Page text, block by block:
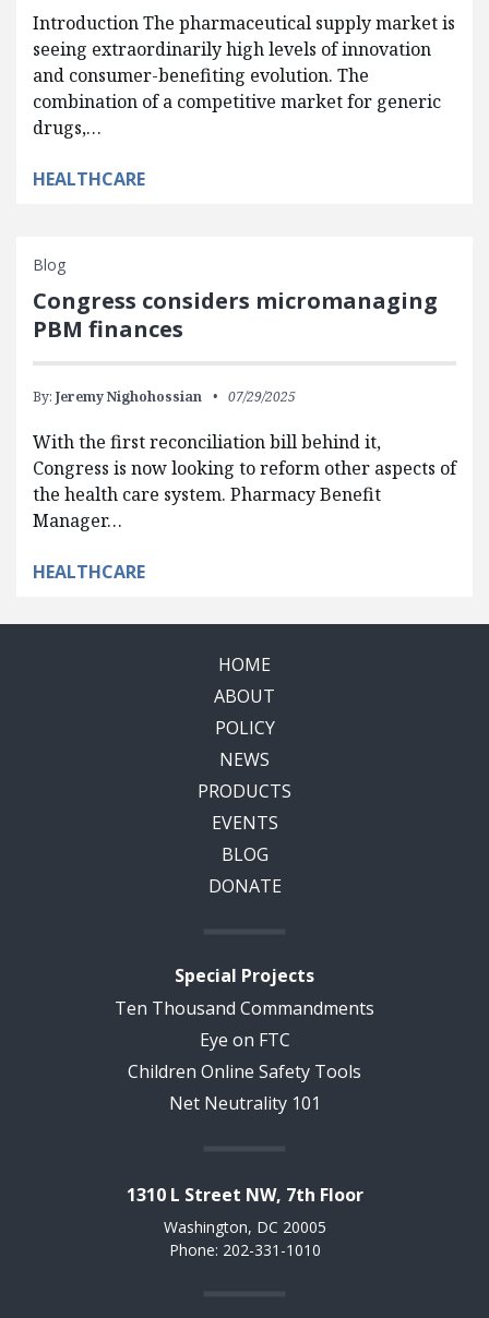
Introduction The pharmaceutical supply market is
seeing extraordinarily high levels of innovation
and consumer-benefiting evolution. The
combination of a competitive market for generic
drugs,…
HEALTHCARE
Blog
Congress considers micromanaging
PBM finances
By: Jeremy Nighohossian 07/29/2025
With the first reconciliation bill behind it,
Congress is now looking to reform other aspects of
the health care system. Pharmacy Benefit
Manager…
HEALTHCARE
HOME
ABOUT
POLICY
NEWS
PRODUCTS
EVENTS
BLOG
DONATE
Special Projects
Ten Thousand Commandments
Eye on FTC
Children Online Safety Tools
Net Neutrality 101
1310 L Street NW, 7th Floor
Washington, DC 20005
Phone: 202-331-1010